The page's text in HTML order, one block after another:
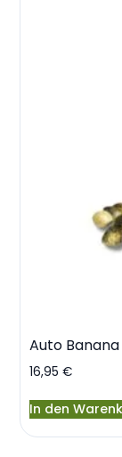
Auto
16,95€
In den